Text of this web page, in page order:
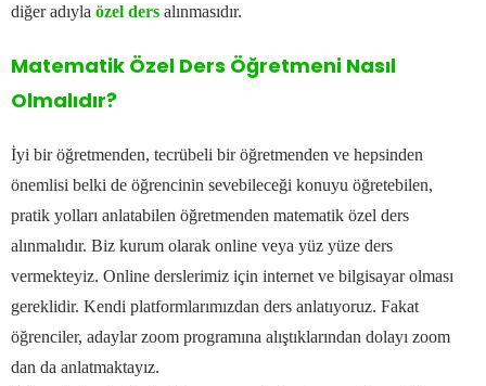
diğer adıyla özel ders alınmasıdır.
Matematik Özel Ders Öğretmeni Nasıl
Olmalıdır?
İyi bir öğretmenden, tecrübeli bir öğretmenden ve hepsinden
önemlisi belki de öğrencinin sevebileceği konuyu öğretebilen,
pratik yolları anlatabilen öğretmenden matematik özel ders
alınmalıdır. Biz kurum olarak online veya yüz yüze ders
vermekteyiz. Online derslerimiz için internet ve bilgisayar olması
gereklidir. Kendi platformlarımızdan ders anlatıyoruz. Fakat
öğrenciler, adaylar zoom programına alıştıklarından dolayı zoom
dan da anlatmaktayız.